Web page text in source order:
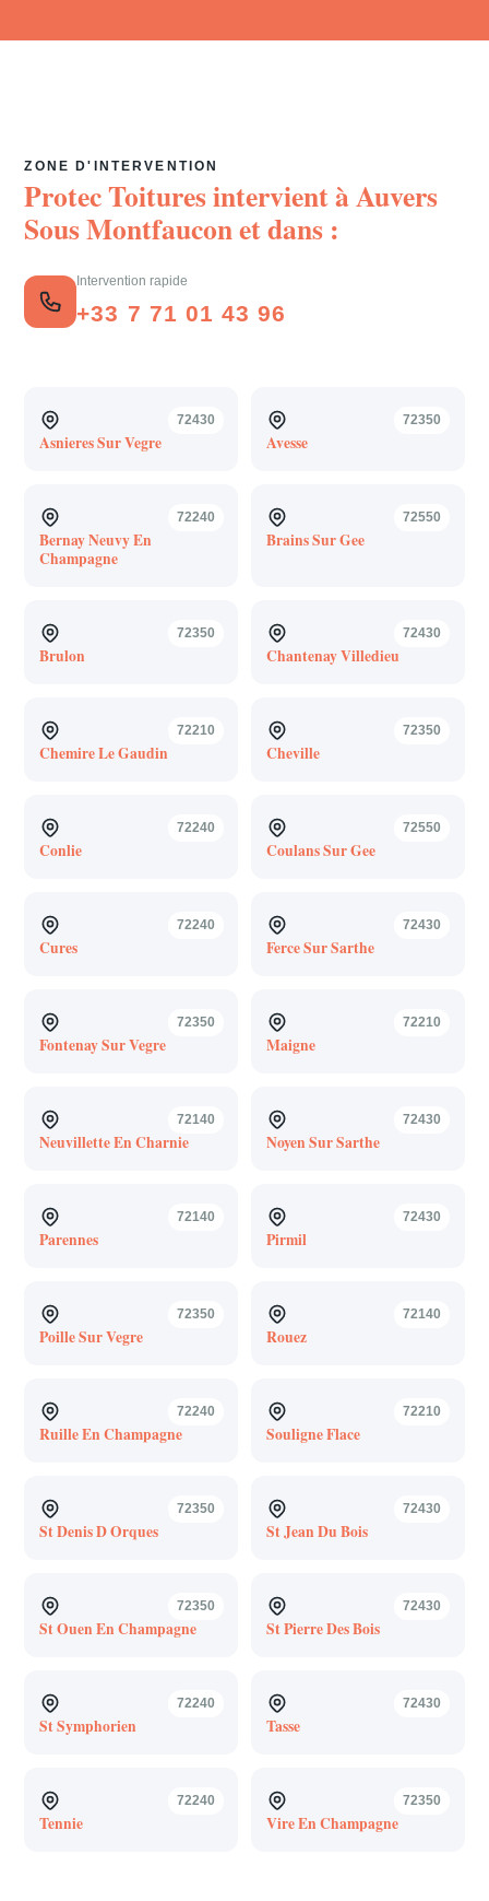
ZONE D'INTERVENTION
Protec Toitures intervient àAuvers
Sous Montfauconet dans :
Intervention rapide
+33 7 71 01 43 96
72430
Asnieres Sur Vegre
72350
Avesse
72240
Bernay Neuvy En
Champagne
72550
Brains Sur Gee
72350
Brulon
72430
Chantenay Villedieu
72210
Chemire Le Gaudin
72350
Cheville
72240
Conlie
72550
Coulans Sur Gee
72240
Cures
72430
Ferce Sur Sarthe
72350
Fontenay Sur Vegre
72210
Maigne
72140
Neuvillette En Charnie
72430
Noyen Sur Sarthe
72140
Parennes
72430
Pirmil
72350
Poille Sur Vegre
72140
Rouez
72240
Ruille En Champagne
72210
Souligne Flace
72350
St Denis D Orques
72430
St Jean Du Bois
72350
St Ouen En Champagne
72430
St Pierre Des Bois
72240
St Symphorien
72430
Tasse
72240
Tennie
72350
Vire En Champagne